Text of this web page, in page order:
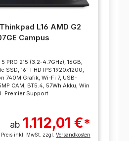
L16 AMD G2
Campus
PRO 215 (3.2-4.7GHz), 16GB,
SSD, 16" FHD IPS 1920x1200,
740M Grafik, Wi-Fi 7, USB-
CAM, BT5.4, 57Wh Akku, Win
Premier Support
ab 1.112,01 €*
Preis inkl. MwSt. zzgl. Versandkosten